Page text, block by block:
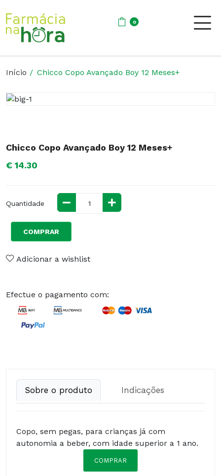
0
Início Chicco Copo Avançado Boy 12 Meses+
Chicco Copo Avançado Boy 12 Meses+
€ 14.30
Quantidade
COMPRAR
Adicionar a wishlist
Efectue o pagamento com:
Sobre o produto Indicações
Copo, sem pegas, para crianças já com
autonomia a beber, com idade superior a 1 ano.
COMPRAR